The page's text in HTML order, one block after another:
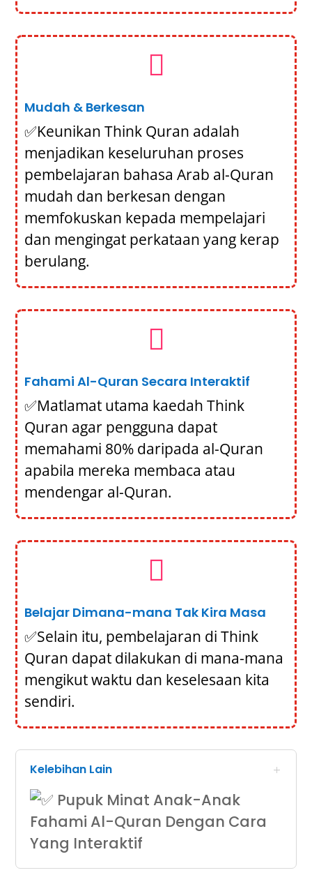

Mudah & Berkesan
✅Keunikan Think Quran adalah
menjadikan keseluruhan proses
pembelajaran bahasa Arab al-Quran
mudah dan berkesan dengan
memfokuskan kepada mempelajari
dan mengingat perkataan yang kerap
berulang.

Fahami Al-Quran Secara Interaktif
✅Matlamat utama kaedah Think
Quran agar pengguna dapat
memahami 80% daripada al-Quran
apabila mereka membaca atau
mendengar al-Quran.

Belajar Dimana-mana Tak Kira Masa
✅Selain itu, pembelajaran di Think
Quran dapat dilakukan di mana-mana
mengikut waktu dan keselesaan kita
sendiri.
Kelebihan Lain
Pupuk Minat Anak-Anak
Fahami Al-Quran Dengan Cara
Yang Interaktif